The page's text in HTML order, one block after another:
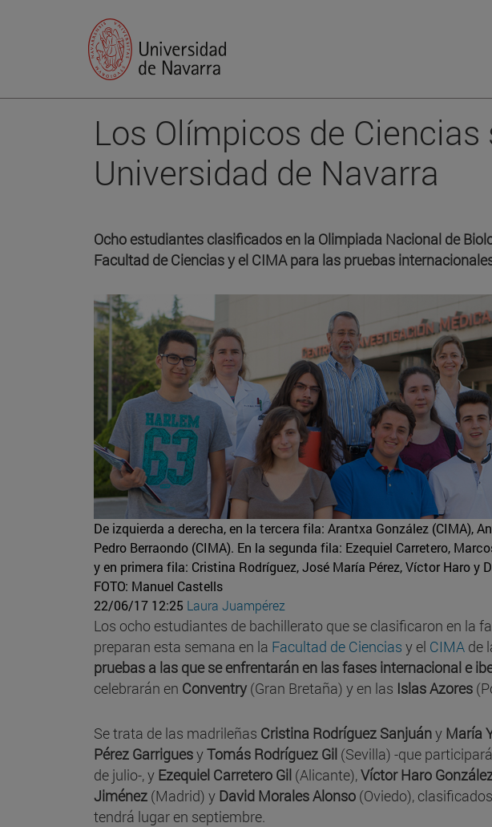
Los Olímpicos de
Universidad de Navarra
Ocho estudiantes clasificados en la Olimpiada Nacional de
Facultad de Ciencias y el CIMA para las pruebas
De izquierda a derecha, en la tercera fila: Arantxa González (CIMA),
Pedro Berraondo (CIMA). En la segunda fila: Ezequiel Carretero,
y en primera fila: Cristina Rodríguez, José María Pérez, Víctor Haro y
FOTO: Manuel Castells
22/06/17 12:25 Laura Juampérez
Los ocho estudiantes de bachillerato que se clasificaron en la
preparan esta semana en la Facultad de Ciencias y el CIMA de
pruebas a las que se enfrentarán en las fases internacional e
celebrarán en Conventry(Gran Bretaña) y en las Islas Azores
Se trata de las madrileñas Cristina Rodríguez Sanjuány María
Pérez GarriguesyTomás Rodríguez Gil (Sevilla) -que
de julio-, y Ezequiel Carretero Gil (Alicante),Víctor Haro
Jiménez (Madrid) y David Morales Alonso (Oviedo),
tendrá lugar en septiembre.